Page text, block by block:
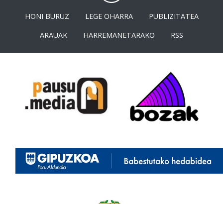
HONI BURUZ LEGE OHARRA
PUBLIZITATEA
ARAUAK
HARREMANETARAKO RSS